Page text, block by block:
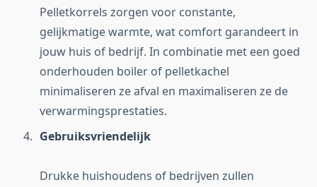
Pelletkorrels zorgen voor constante,
gelijkmatige warmte, wat comfort garandeert in
jouw huis of bedrijf. In combinatie met een goed
onderhouden boiler of pelletkachel
minimaliseren ze afval en maximaliseren ze de
verwarmingsprestaties.
Gebruiksvriendelijk
Drukke huishoudens of bedrijven zullen